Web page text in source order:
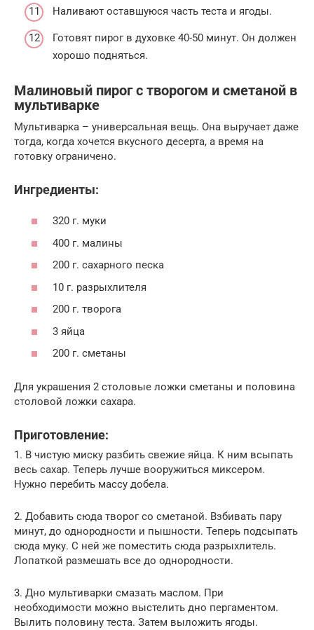
Наливают оставшуюся часть теста и ягоды.
Готовят пирог в духовке 40-50 минут. Он должен
хорошо подняться.
Малиновый пирог с творогом и сметаной в
мультиварке
Мультиварка – универсальная вещь. Она выручает даже
тогда, когда хочется вкусного десерта, а время на
готовку ограничено.
Ингредиенты:
320 г. муки
400 г. малины
200 г. сахарного песка
10 г. разрыхлителя
200 г. творога
3 яйца
200 г. сметаны
Для украшения 2 столовые ложки сметаны и половина
столовой ложки сахара.
Приготовление:
1. В чистую миску разбить свежие яйца. К ним всыпать
весь сахар. Теперь лучше вооружиться миксером.
Нужно перебить массу добела.
2. Добавить сюда творог со сметаной. Взбивать пару
минут, до однородности и пышности. Теперь подсыпать
сюда муку. С ней же поместить сюда разрыхлитель.
Лопаткой размешать все до однородности.
3. Дно мультиварки смазать маслом. При
необходимости можно выстелить дно пергаментом.
Вылить половину теста. Затем выложить ягоды.